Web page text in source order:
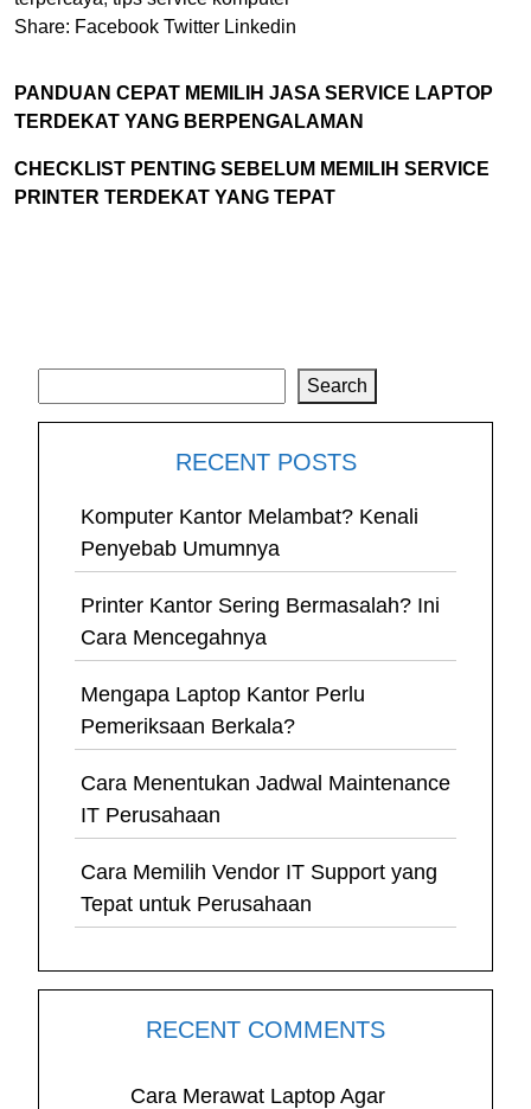
Share: Facebook Twitter Linkedin
PANDUAN CEPAT MEMILIH JASA SERVICE LAPTOP
TERDEKAT YANG BERPENGALAMAN
CHECKLIST PENTING SEBELUM MEMILIH SERVICE
PRINTER TERDEKAT YANG TEPAT
Search
RECENT POSTS
Komputer Kantor Melambat? Kenali
Penyebab Umumnya
Printer Kantor Sering Bermasalah? Ini
Cara Mencegahnya
Mengapa Laptop Kantor Perlu
Pemeriksaan Berkala?
Cara Menentukan Jadwal Maintenance
IT Perusahaan
Cara Memilih Vendor IT Support yang
Tepat untuk Perusahaan
RECENT COMMENTS
Cara Merawat Laptop Agar